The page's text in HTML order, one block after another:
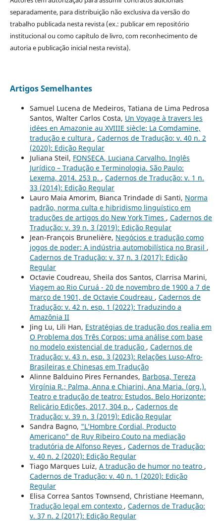
separadamente, para distribuição não exclusiva da versão do
trabalho publicada nesta revista (ex.: publicar em repositório
institucional ou como capítulo de livro, com reconhecimento de
autoria e publicação inicial nesta revista).
Artigos Semelhantes
Samuel Lucena de Medeiros, Tatiana de Lima Pedrosa
Santos, Walter Carlos Costa, Un Voyage à travers les
idées en Amazonie au XVIIIE siècle: La Comdamine,
tradução e cultura , Cadernos de Tradução: v. 40 n. 2
(2020): Edição Regular
Juliana Steil, FONSECA, Luciana Carvalho. Inglês
Jurídico – Tradução e Terminologia. São Paulo:
Lexema, 2014. 253 p. , Cadernos de Tradução: v. 1 n.
33 (2014): Edição Regular
Lauro Maia Amorim, Bianca Trindade di Santi, Norma
padrão, norma culta e hibridismo linguístico em
traduções de artigos do New York Times , Cadernos de
Tradução: v. 39 n. 3 (2019): Edição Regular
Jean-François Brunelière, Negócios e tradução como
jogos de poder: A indústria automobilística no Brasil ,
Cadernos de Tradução: v. 37 n. 3 (2017): Edição
Regular
Octavie Coudreau, Sheila dos Santos, Clarrisa Marini,
Viagem ao Rio Curuá - 20 de novembro de 1900 a 7 de
março de 1901, de Octavie Coudreau , Cadernos de
Tradução: v. 42 n. esp. 1 (2022): Traduzindo a
Amazônia II
Jing Lu, Lili Han, Estratégias de tradução dos realia em
O Problema dos Três Corpos: uma análise com base
no modelo existencial de tradução , Cadernos de
Tradução: v. 43 n. esp. 3 (2023): Relações Luso-Afro-
Brasileiras e Chinesas em Tradução
Alinne Balduino Pires Fernandes, Barbosa, Tereza
Virgínia R.; Palma, Anna e Chiarini, Ana Maria. (org.).
Teatro e tradução de teatro: Estudos. Belo Horizonte:
Relicário Edições, 2017, 304 p. , Cadernos de
Tradução: v. 39 n. 3 (2019): Edição Regular
Sandra Bagno, "L’Hombre Cordial, Producto
Americano" de Ruy Ribeiro Couto na mediação
tradutória de Alfonso Reyes , Cadernos de Tradução:
v. 40 n. 2 (2020): Edição Regular
Tiago Marques Luiz, A tradução de humor no teatro ,
Cadernos de Tradução: v. 40 n. 1 (2020): Edição
Regular
Elisa Correa Santos Townsend, Christiane Heemann,
Tradução legal em contexto , Cadernos de Tradução:
v. 37 n. 2 (2017): Edição Regular